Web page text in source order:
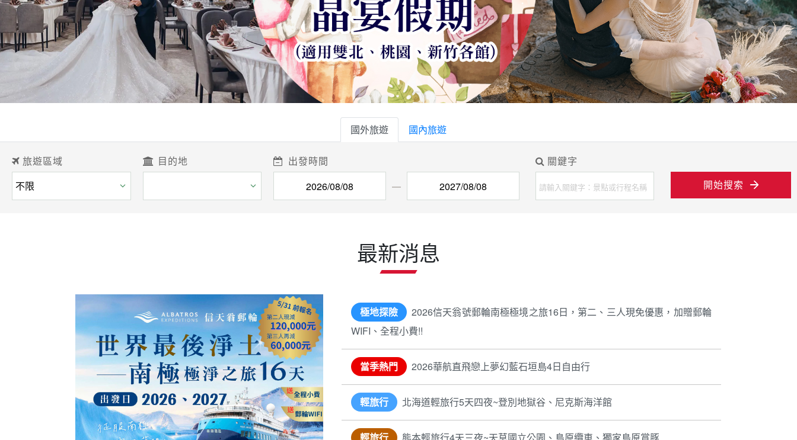
國外旅遊 國內旅遊
旅遊區域 目的地 出發時間 關鍵字
開始搜索
最新消息
極地探險
2026信天翁號郵輪南極極境之旅16日，第二、三人現免優惠，加贈郵輪
WIFI、全程小費!!
當季熱門 2026華航直飛戀上夢幻藍石垣島4日自由行
輕旅行 北海道輕旅行5天四夜~登別地獄谷、尼克斯海洋館